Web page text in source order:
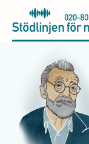
innehåll